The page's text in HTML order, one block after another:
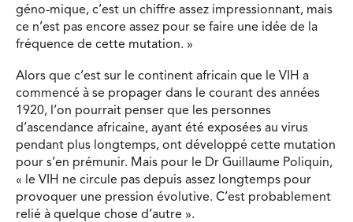
géno-mique, c’est un chiffre assez impressionnant, mais
ce n’est pas encore assez pour se faire une idée de la
fréquence de cette mutation. »
Alors que c’est sur le continent africain que le VIH a
commencé à se propager dans le courant des années
1920, l’on pourrait penser que les personnes
d’ascendance africaine, ayant été exposées au virus
pendant plus longtemps, ont développé cette mutation
pour s’en prémunir. Mais pour le Dr Guillaume Poliquin,
« le VIH ne circule pas depuis assez longtemps pour
provoquer une pression évolutive. C’est probablement
relié à quelque chose d’autre ».